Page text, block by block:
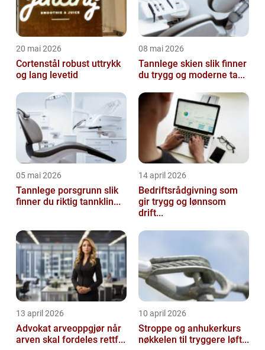
20 mai 2026
Cortenstål robust uttrykk
og lang levetid
08 mai 2026
Tannlege skien slik finner
du trygg og moderne ta...
05 mai 2026
Tannlege porsgrunn slik
finner du riktig tannklin...
14 april 2026
Bedriftsrådgivning som
gir trygg og lønnsom
drift...
13 april 2026
Advokat arveoppgjør når
arven skal fordeles rettf...
10 april 2026
Stroppe og anhukerkurs
nøkkelen til tryggere løft...